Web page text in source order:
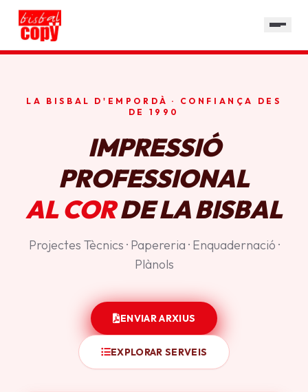
HORARI
LA BISBAL D'EMPORDÀ · CONFIANÇA DES
DE 1990
IMPRESSIÓ
PROFESSIONAL
AL CORDE LA BISBAL
Projectes Tècnics · Papereria · Enquadernació ·
Plànols
ENVIAR ARXIUS
EXPLORAR SERVEIS